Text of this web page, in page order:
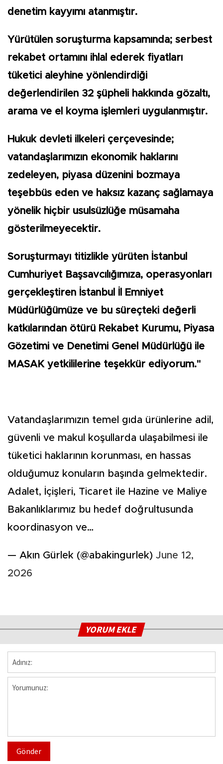
denetim kayyımı atanmıştır.
Yürütülen soruşturma kapsamında; serbest
rekabet ortamını ihlal ederek fiyatları
tüketici aleyhine yönlendirdiği
değerlendirilen 32 şüpheli hakkında gözaltı,
arama ve el koyma işlemleri uygulanmıştır.
Hukuk devleti ilkeleri çerçevesinde;
vatandaşlarımızın ekonomik haklarını
zedeleyen, piyasa düzenini bozmaya
teşebbüs eden ve haksız kazanç sağlamaya
yönelik hiçbir usulsüzlüğe müsamaha
gösterilmeyecektir.
Soruşturmayı titizlikle yürüten İstanbul
Cumhuriyet Başsavcılığımıza, operasyonları
gerçekleştiren İstanbul İl Emniyet
Müdürlüğümüze ve bu süreçteki değerli
katkılarından ötürü Rekabet Kurumu, Piyasa
Gözetimi ve Denetimi Genel Müdürlüğü ile
MASAK yetkililerine teşekkür ediyorum."
Vatandaşlarımızın temel gıda ürünlerine adil,
güvenli ve makul koşullarda ulaşabilmesi ile
tüketici haklarının korunması, en hassas
olduğumuz konuların başında gelmektedir.
Adalet, İçişleri, Ticaret ile Hazine ve Maliye
Bakanlıklarımız bu hedef doğrultusunda
koordinasyon ve…
— Akın Gürlek (@abakingurlek) June 12,
2026
YORUM EKLE
Gönder